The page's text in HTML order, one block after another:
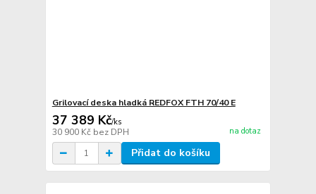
Grilovací deska hladká REDFOX FTH 70/40 E
37 389 Kč/ks
30 900 Kč bez DPH na dotaz
Přidat do košíku